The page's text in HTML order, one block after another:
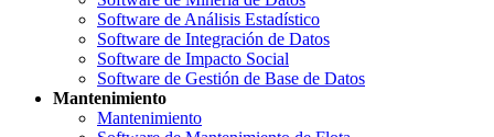
Software de Análisis Estadístico
Software de Integración de Datos
Software de Impacto Social
Software de Gestión de Base de Datos
Mantenimiento
Mantenimiento